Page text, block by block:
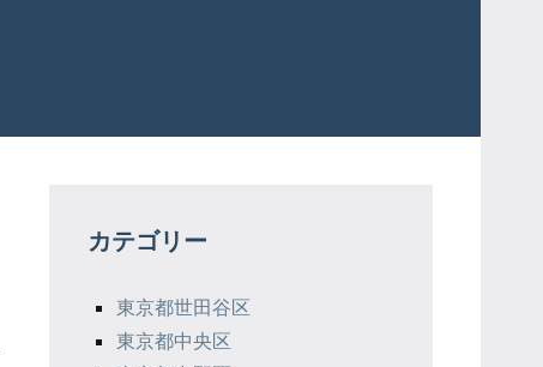
カテゴリー
東京都世田谷区
東京都中央区